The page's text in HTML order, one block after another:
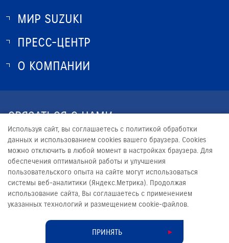
МИР SUZUKI
О SUZUKI
ПРЕСС-ЦЕНТР
НОВОСТИ
О КОМПАНИИ
ЮРИДИЧЕСКАЯ ИНФОРМАЦИЯ
СВЯЗАТЬСЯ С НАМИ
+7 (8652) 57-17-17
SUZUKI@DVARIS.RU
© 2026
Сделано в ПЕРКС
Используя сайт, вы соглашаетесь с политикой обработки
данных и использованием cookies вашего браузера. Cookies
можно отключить в любой момент в настройках браузера. Для
обеспечения оптимальной работы и улучшения
пользовательского опыта на сайте могут использоваться
системы веб-аналитики (Яндекс.Метрика). Продолжая
использование сайта, Вы соглашаетесь с применением
указанных технологий и размещением cookie-файлов.
ПРИНЯТЬ